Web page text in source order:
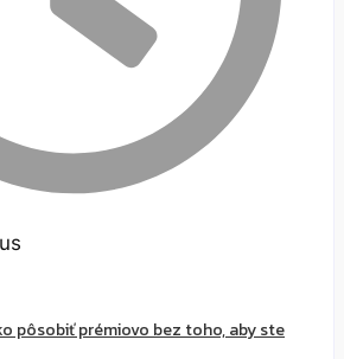
pôsobiť prémiovo bez toho, aby ste